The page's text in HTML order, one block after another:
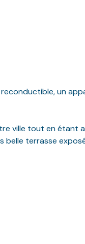
un
ville tout en étant
belle terrasse